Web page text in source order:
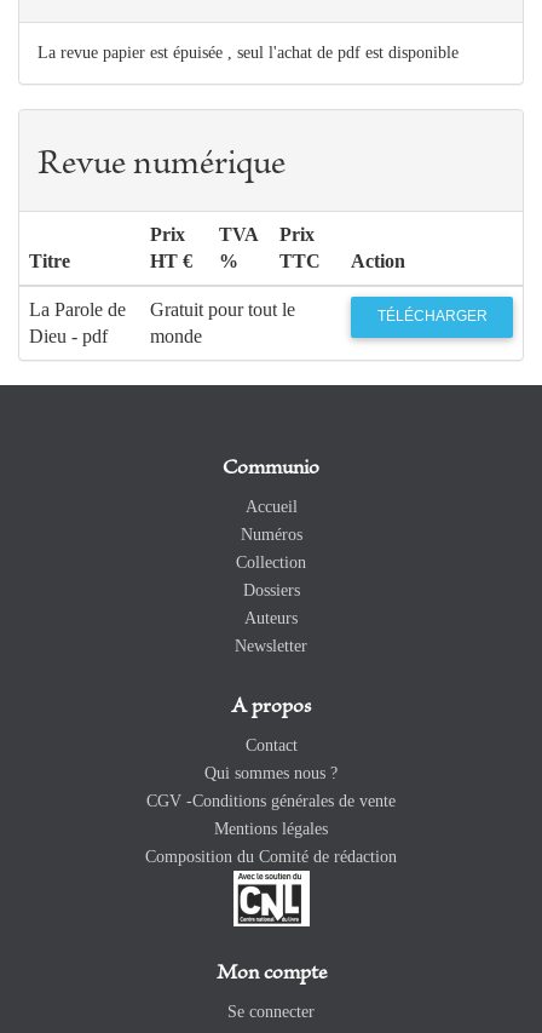
La revue papier est épuisée , seul l'achat de pdf est disponible
Revue numérique
Titre
Prix
HT €
TVA
%
Prix
TTC
Action
La Parole de
Dieu - pdf
Gratuit pour tout le
monde
TÉLÉCHARGER
Communio
Accueil
Numéros
Collection
Dossiers
Auteurs
Newsletter
A propos
Contact
Qui sommes nous ?
CGV -Conditions générales de vente
Mentions légales
Composition du Comité de rédaction
Mon compte
Se connecter